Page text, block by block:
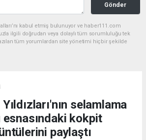
Gönder
kabul etmiş bulunuyor ve haber111.com
ilgili doğrudan veya dolaylı tüm sorumluluğu tek
tüm yorumlardan site yönetimi hiçbir şekilde
selamlama
esnasındaki kokpit
paylaştı